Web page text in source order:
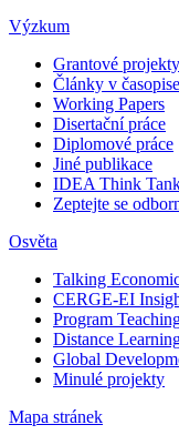
Výzkum
Grantové projekty
Články v
Working Papers
Disertační práce
Diplomové práce
Jiné publikace
IDEA Think
Zeptejte se
Osvěta
Talking
CERGE-EI
Program
Distance
Global
Minulé projekty
Mapa stránek